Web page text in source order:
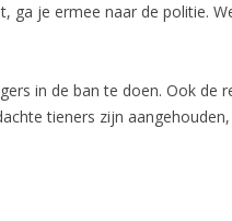
je ermee naar de politie.
in de ban te doen. Ook de
tieners zijn